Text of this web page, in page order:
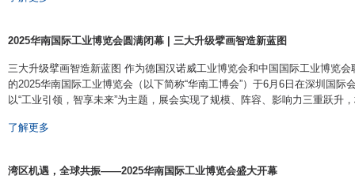
2025华南国际工业博览会圆满闭幕 | 三大升级擘画智造新蓝图
三大升级擘画智造新蓝图 作为德国汉诺威工业博览会和中国国际工业博览
的2025华南国际工业博览会（以下简称“华南工博会”）于6月6日在深圳国际
以“工业引领，智享未来”为主题，展会实现了规模、阵容、影响力三重跃升，
了解更多
湾区机遇，全球共振——2025华南国际工业博览会盛大开幕